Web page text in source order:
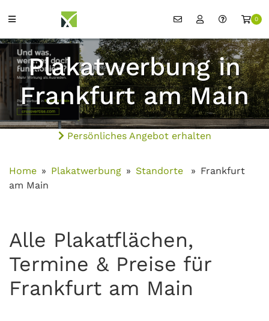
0
Plakatwerbung in
Frankfurt am Main
Persönliches Angebot erhalten
Home Plakatwerbung Standorte
Frankfurt
am Main
Alle Plakatflächen,
Termine & Preise für
Frankfurt am Main